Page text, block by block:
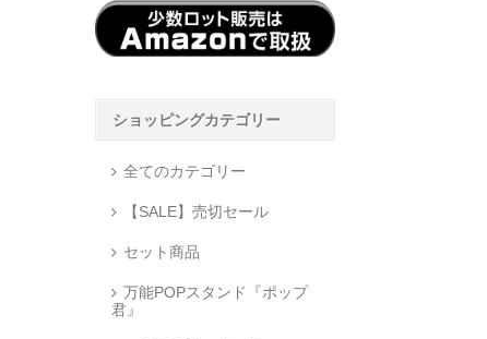
ショッピングカテゴリー
全てのカテゴリー
【SALE】売切セール
セット商品
万能POPスタンド『ポップ
君』